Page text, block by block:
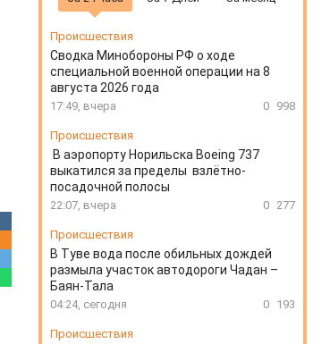
Происшествия
Сводка Минобороны РФ о ходе
специальной военной операции на 8
августа 2026 года
17:49, вчера 0 998
Происшествия
В аэропорту Норильска Boeing 737
выкатился за пределы взлётно-
посадочной полосы
22:07, вчера 0 277
Происшествия
В Туве вода после обильных дождей
размыла участок автодороги Чадан –
Баян-Тала
04:24, сегодня 0 193
Происшествия